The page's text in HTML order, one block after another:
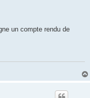
un compte rendu de